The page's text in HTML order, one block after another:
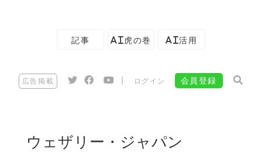
記事 AI虎の巻 AI活用
広告掲載 ログイン 会員登録
ウェザリー・ジャパン